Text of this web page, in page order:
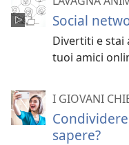
Social
Divertiti e stai
tuoi amici
I GIOVANI
sapere?